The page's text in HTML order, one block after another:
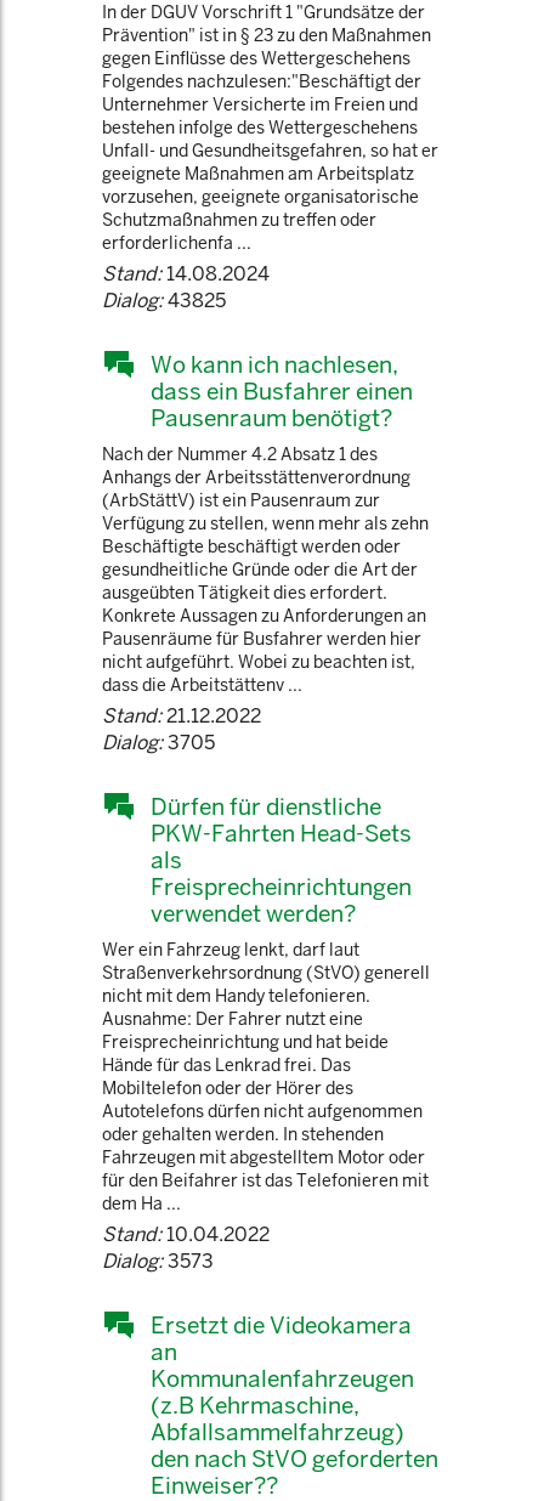
In der DGUV Vorschrift 1 "Grundsätze der
Prävention" ist in § 23 zu den Maßnahmen
gegen Einflüsse des Wettergeschehens
Folgendes nachzulesen:"Beschäftigt der
Unternehmer Versicherte im Freien und
bestehen infolge des Wettergeschehens
Unfall- und Gesundheitsgefahren, so hat er
geeignete Maßnahmen am Arbeitsplatz
vorzusehen, geeignete organisatorische
Schutzmaßnahmen zu treffen oder
erforderlichenfa ...
Stand:14.08.2024
Dialog:43825
Wo kann ich nachlesen,
dass ein Busfahrer einen
Pausenraum benötigt?
Nach der Nummer 4.2 Absatz 1 des
Anhangs der Arbeitsstättenverordnung
(ArbStättV) ist ein Pausenraum zur
Verfügung zu stellen, wenn mehr als zehn
Beschäftigte beschäftigt werden oder
gesundheitliche Gründe oder die Art der
ausgeübten Tätigkeit dies erfordert.
Konkrete Aussagen zu Anforderungen an
Pausenräume für Busfahrer werden hier
nicht aufgeführt. Wobei zu beachten ist,
dass die Arbeitstättenv ...
Stand:21.12.2022
Dialog:3705
Dürfen für dienstliche
PKW-Fahrten Head-Sets
als
Freisprecheinrichtungen
verwendet werden?
Wer ein Fahrzeug lenkt, darf laut
Straßenverkehrsordnung (StVO) generell
nicht mit dem Handy telefonieren.
Ausnahme: Der Fahrer nutzt eine
Freisprecheinrichtung und hat beide
Hände für das Lenkrad frei. Das
Mobiltelefon oder der Hörer des
Autotelefons dürfen nicht aufgenommen
oder gehalten werden. In stehenden
Fahrzeugen mit abgestelltem Motor oder
für den Beifahrer ist das Telefonieren mit
dem Ha ...
Stand:10.04.2022
Dialog:3573
Ersetzt die Videokamera
an
Kommunalenfahrzeugen
(z.B Kehrmaschine,
Abfallsammelfahrzeug)
den nach StVO geforderten
Einweiser??